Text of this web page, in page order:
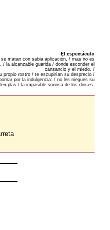
El espectáculo
matan con sabia aplicación, / mas no es
la alcanzable guarida / donde esconder el
cansancio y el miedo. /
propio rostro / te escupirían su desprecio /
por la indulgencia: / no les niegues su
/ la impasible sonrisa de los dioses.